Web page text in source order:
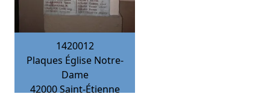
1420012
Plaques Église Notre-
Dame
42000 Saint-Étienne